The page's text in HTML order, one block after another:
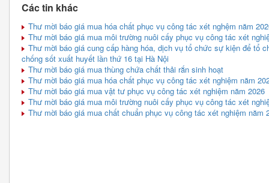
Các tin khác
Thư mời báo giá mua hóa chất phục vụ công tác xét nghệm năm
Thư mời báo giá mua môi trường nuôi cấy phục vụ công tác xét
Thư mời báo giá cung cấp hàng hóa, dịch vụ tổ chức sự kiện để tổ
chống sốt xuất huyết lần thứ 16 tại Hà Nội
Thư mời báo giá mua thùng chứa chất thải rắn sinh hoạt
Thư mời báo giá mua hóa chất phục vụ công tác xét nghiệm năm
Thư mời báo giá mua vật tư phục vụ công tác xét nghiệm năm 2026
Thư mời báo giá mua môi trường nuôi cấy phục vụ công tác xét
Thư mời báo giá mua chất chuẩn phục vụ công tác xét nghiệm năm